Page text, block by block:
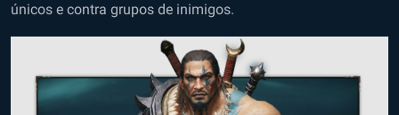
únicos e contra grupos de inimigos.